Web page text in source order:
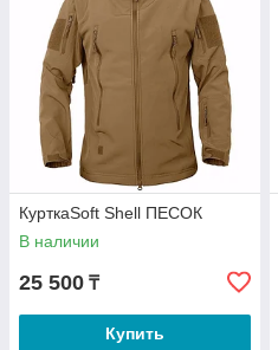
КурткаSoft Shell ПЕСОК
В наличии
25 500 ₸
Купить